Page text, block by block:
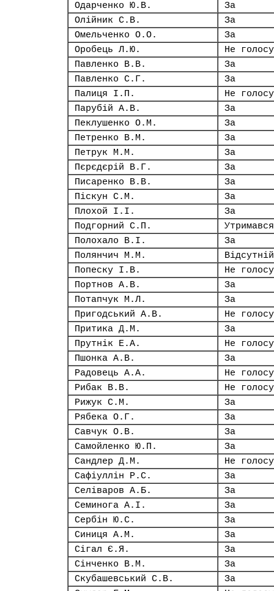
Одарченко Ю.В.
За
Олійник С.В.
За
Омельченко О.О.
За
Оробець Л.Ю.
Не
Павленко В.В.
За
Павленко С.Г.
За
Палиця І.П.
Не
Парубій А.В.
За
Пеклушенко О.М.
За
Петренко В.М.
За
Петрук М.М.
За
Пєрєдєрій В.Г.
За
Писаренко В.В.
За
Піскун С.М.
За
Плохой І.І.
За
Подгорний С.П.
Утримався
Полохало В.І.
За
Полянчич М.М.
Відсутній
Попеску І.В.
Не
Портнов А.В.
За
Потапчук М.Л.
За
Пригодський А.В.
Не
Притика Д.М.
За
Прутнік Е.А.
Не
Пшонка А.В.
За
Радовець А.А.
Не
Рибак В.В.
Не
Рижук С.М.
За
Рябека О.Г.
За
Савчук О.В.
За
Самойленко Ю.П.
За
Сандлер Д.М.
Не
Сафіуллін Р.С.
За
Селіваров А.Б.
За
Семинога А.І.
За
Сербін Ю.С.
За
Синиця А.М.
За
Сігал Є.Я.
За
Сінченко В.М.
За
Скубашевський С.В.
За